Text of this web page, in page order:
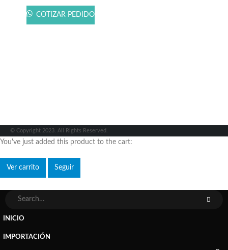
COTIZAR PEDIDO
© Copyright 2023. All Rights Reserved.
You've just added this product to the cart:
Ver carrito Seguir
INICIO
IMPORTACIÓN